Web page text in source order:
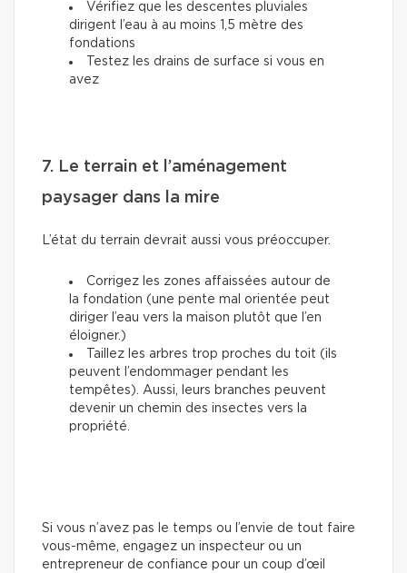
Vérifiez que les descentes pluviales
dirigent l’eau à au moins 1,5 mètre des
fondations
Testez les drains de surface si vous en
avez
7. Le terrain et l’aménagement
paysager dans la mire
L’état du terrain devrait aussi vous préoccuper.
Corrigez les zones affaissées autour de
la fondation (une pente mal orientée peut
diriger l’eau vers la maison plutôt que l’en
éloigner.)
Taillez les arbres trop proches du toit (ils
peuvent l’endommager pendant les
tempêtes). Aussi, leurs branches peuvent
devenir un chemin des insectes vers la
propriété.
Si vous n’avez pas le temps ou l’envie de tout faire
vous-même, engagez un inspecteur ou un
entrepreneur de confiance pour un coup d’œil